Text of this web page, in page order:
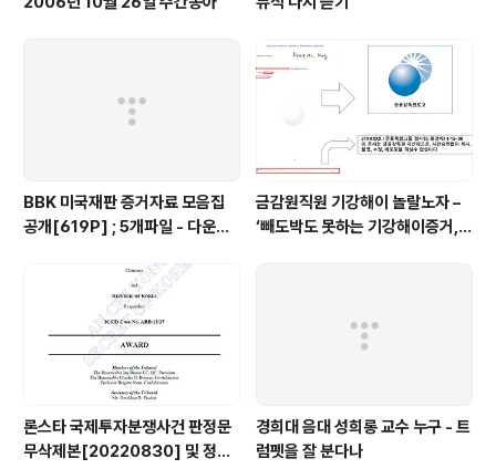
BBK 미국재판 증거자료 모음집
공개[619P] ; 5개파일 - 다운로
금감원직원 기강해이 놀랄노자 –
‘빼도박도 못하는 기강해이증거,
론스타 국제투자분쟁사건 판정문
무삭제본[20220830] 및 정정
경희대 음대 성희롱 교수 누구 - 트
럼펫을 잘 분다나